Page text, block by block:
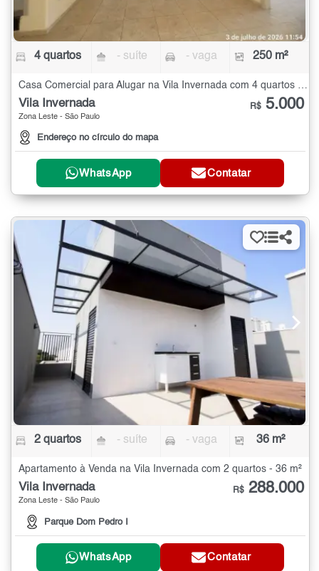
4 quartos - suíte - vaga 250 m²
Casa Comercial para Alugar na Vila Invernada com 4 quartos - 250 m²
Vila Invernada
Zona Leste - São Paulo
Endereço no círculo do mapa
R$ 5.000
WhatsApp Contatar
2 quartos - suíte - vaga 36 m²
Apartamento à Venda na Vila Invernada com 2 quartos - 36 m²
Vila Invernada
Zona Leste - São Paulo
Parque Dom Pedro I
R$ 288.000
WhatsApp Contatar